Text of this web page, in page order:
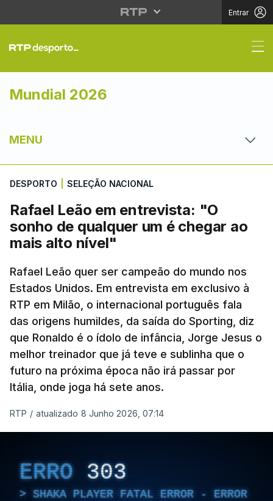
Entrar
Rafael Leão em
Mundial 2026
MENU
DESPORTO SELEÇÃO NACIONAL
Rafael Leão em entrevista: "O
sonho de qualquer um é chegar ao
mais alto nível"
Rafael Leão quer ser campeão do mundo nos
Estados Unidos. Em entrevista em exclusivo à
RTP em Milão, o internacional português fala
das origens humildes, da saída do Sporting, diz
que Ronaldo é o ídolo de infância, Jorge Jesus o
melhor treinador que já teve e sublinha que o
futuro na próxima época não irá passar por
Itália, onde joga há sete anos.
RTP / atualizado 8 Junho 2026, 07:14
ERRO 303
SHAKA PLAYER FATAL ERROR - ERROR